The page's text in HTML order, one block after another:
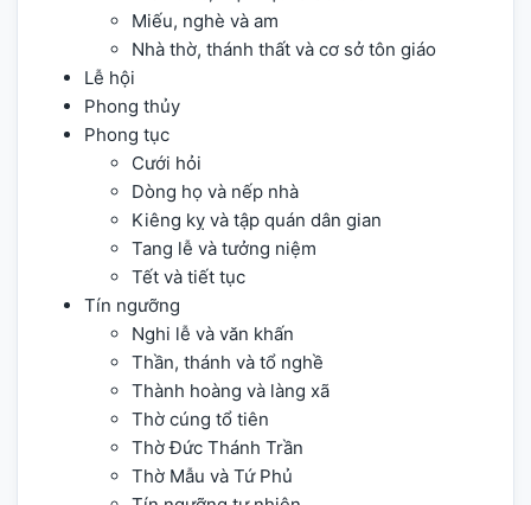
Miếu, nghè và am
Nhà thờ, thánh thất và cơ sở tôn giáo
Lễ hội
Phong thủy
Phong tục
Cưới hỏi
Dòng họ và nếp nhà
Kiêng kỵ và tập quán dân gian
Tang lễ và tưởng niệm
Tết và tiết tục
Tín ngưỡng
Nghi lễ và văn khấn
Thần, thánh và tổ nghề
Thành hoàng và làng xã
Thờ cúng tổ tiên
Thờ Đức Thánh Trần
Thờ Mẫu và Tứ Phủ